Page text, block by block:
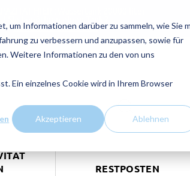
um Informationen darüber zu sammeln, wie Sie
zu verbessern und anzupassen, sowie für
Weitere Informationen zu den von uns
Ein einzelnes Cookie wird in Ihrem Browser
Akzeptieren Ablehnen
Kontaktieren Sie uns!
RESTPOSTEN